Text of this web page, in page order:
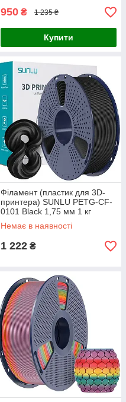
950 ₴ 1 235 ₴
Купити
Філамент (пластик для 3D-
принтера) SUNLU PETG-CF-
0101 Black 1,75 мм 1 кг
Немає в наявності
1 222 ₴